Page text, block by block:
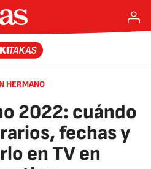
HERMANO
2022: cuándo
fechas y
en TV en